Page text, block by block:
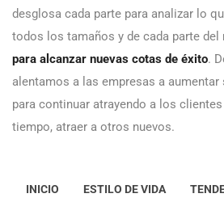
desglosa cada parte para analizar lo
todos los tamaños y de cada parte del
para alcanzar nuevas cotas de éxito.
alentamos a las empresas a aumentar
para continuar atrayendo a los
tiempo, atraer a otros nuevos.
INICIO ESTILO DE VIDA